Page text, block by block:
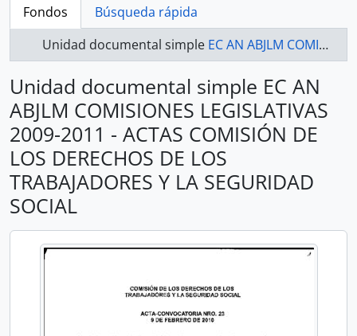
Fondos
Búsqueda rápida
Unidad documental simple EC AN ABJLM COMISIONES LEGISLATIVAS 2009-2011 - ACTAS COMISIÓN DE LOS DERECHOS DE LOS TRABAJADORES Y LA SEGURIDAD SOCIAL
Unidad documental simple EC AN
ABJLM COMISIONES LEGISLATIVAS
2009-2011 - ACTAS COMISIÓN DE
LOS DERECHOS DE LOS
TRABAJADORES Y LA SEGURIDAD
SOCIAL